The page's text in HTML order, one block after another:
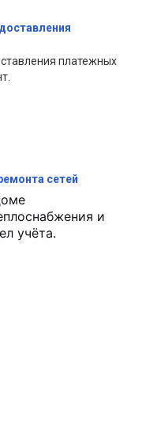
платежных
ремонт.
сетей
и
учёта.